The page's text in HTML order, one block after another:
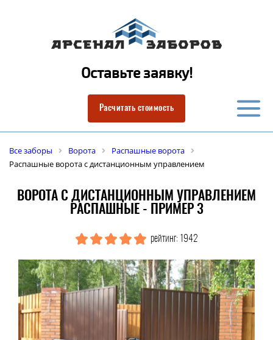
Оставьте заявку!
Расчитать стоимость
Все заборы Ворота
Распашные ворота
Распашные ворота с дистанционным управлением
ВОРОТА С ДИСТАНЦИОННЫМ УПРАВЛЕНИЕМ
РАСПАШНЫЕ - ПРИМЕР 3
рейтинг: 1942